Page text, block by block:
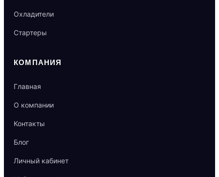
Охладители
Стартеры
КОМПАНИЯ
Главная
О компании
Контакты
Блог
Личный кабинет